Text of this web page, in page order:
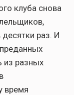
клуба снова
раз. И
из разных
время